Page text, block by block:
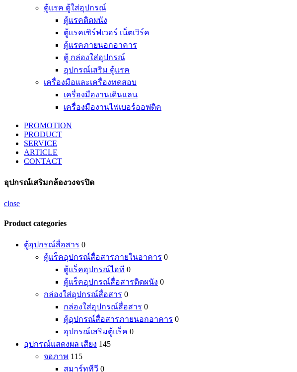
ตู้แรค ตู้ใส่อุปกรณ์
ตู้แรคติดผนัง
ตู้แรคเซิร์ฟเวอร์ เน็ตเวิร์ค
ตู้แรคภายนอกอาคาร
ตู้ กล่องใส่อุปกรณ์
อุปกรณ์เสริม ตู้แรค
เครื่องมือและเครื่องทดสอบ
เครื่องมืองานเดินแลน
เครื่องมืองานไฟเบอร์ออฟติค
PROMOTION
PRODUCT
SERVICE
ARTICLE
CONTACT
อุปกรณ์เสริมกล้องวงจรปิด
close
Product categories
ตู้อุปกรณ์สื่อสาร 0
ตู้แร็คอุปกรณ์สื่อสารภายในอาคาร 0
ตู้แร็คอุปกรณ์ไอที 0
ตู้แร็คอุปกรณ์สื่อสารติดผนัง 0
กล่องใส่อุปกรณ์สื่อสาร 0
กล่องใส่อุปกรณ์สื่อสาร 0
ตู้อุปกรณ์สื่อสารภายนอกอาคาร 0
อุปกรณ์เสริมตู้แร็ค 0
อุปกรณ์แสดงผล เสียง 145
จอภาพ 115
สมาร์ททีวี 0